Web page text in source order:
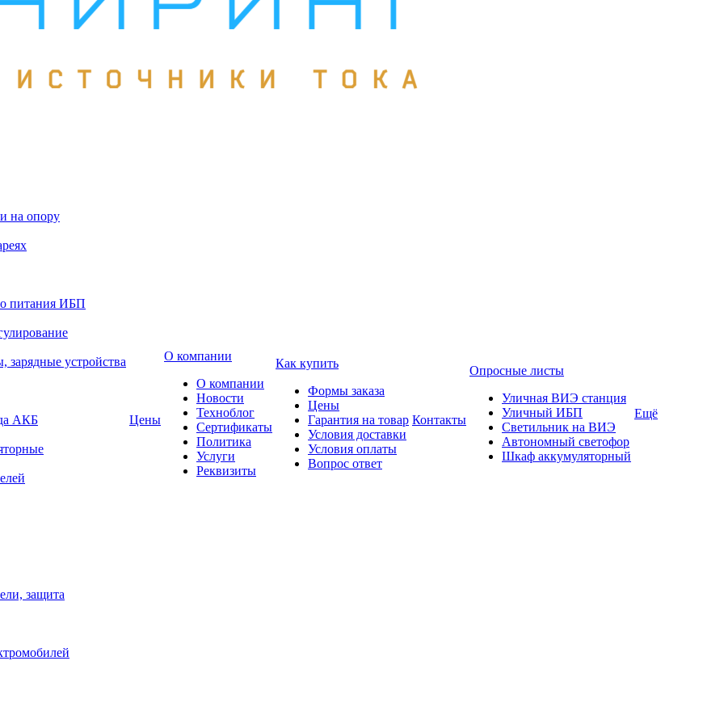
на опору
питания ИБП
зарядные устройства
АКБ
защита
Цены
О компании
О компании
Новости
Техноблог
Сертификаты
Политика
Услуги
Реквизиты
Как купить
Формы заказа
Цены
Гарантия на товар
Условия доставки
Условия оплаты
Вопрос ответ
Контакты
Опросные листы
Уличная ВИЭ станция
Уличный ИБП
Светильник на ВИЭ
Автономный светофор
Шкаф аккумуляторный
Ещё